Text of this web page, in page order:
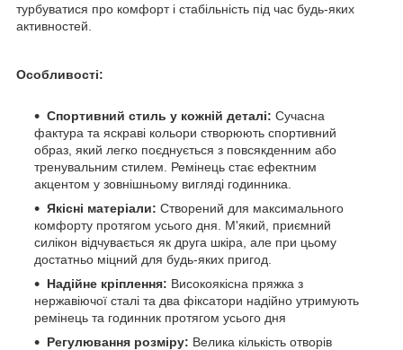
турбуватися про комфорт і стабільність під час будь-яких
активностей.
Особливості:
Спортивний стиль у кожній деталі: Сучасна
фактура та яскраві кольори створюють спортивний
образ, який легко поєднується з повсякденним або
тренувальним стилем. Ремінець стає ефектним
акцентом у зовнішньому вигляді годинника.
Якісні матеріали: Створений для максимального
комфорту протягом усього дня.
М'який, приємний
силікон відчувається як друга шкіра, але при цьому
достатньо міцний для будь-яких пригод.
Надійне кріплення: Високоякісна пряжка з
нержавіючої сталі та два фіксатори надійно утримують
ремінець та годинник протягом усього дня
Регулювання розміру: Велика кількість отворів